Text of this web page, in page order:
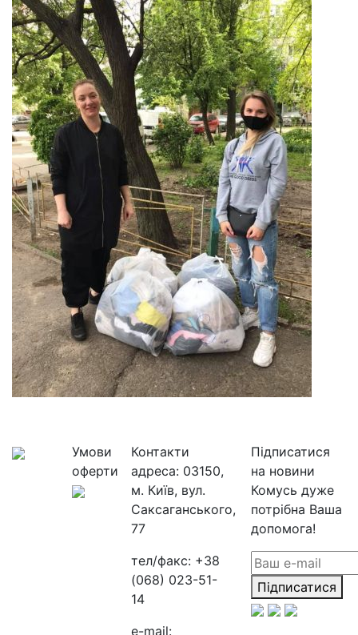
Умови
оферти
Контакти
адреса: 03150,
м. Київ, вул.
Саксаганського,
77
тел/факс: +38
(068) 023-51-
14
e-mail:
Підписатися
на новини
Комусь дуже
потрібна Ваша
допомога!
Підписатися